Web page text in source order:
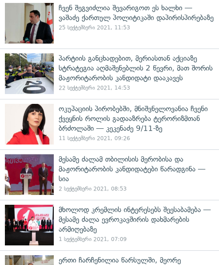
ჩვენ შეგვიძლია შევარიგოთ ეს ხალხი —
ვაშაძე ქართულ პოლიტიკაში დაპირისპირებაზე
25 სექტემბერი 2021, 11:53
პარტიის განცხადებით, მერიასთან აქციაზე
სტრატეგია აღმაშენებლის 2 წევრი, მათ შორის
მაჟორიტარობის კანდიდატი დააკავეს
22 სექტემბერი 2021, 14:53
ოკუპაციის პირობებში, მნიშვნელოვანია ჩვენი
ქვეყნის როლის გადააზრება ტერორიზმთან
ბრძოლაში — კეკენაძე 9/11-ზე
11 სექტემბერი 2021, 09:26
მესამე ძალამ თბილისის მერობისა და
მაჟორიტარობის კანდიდატები წარადგინა —
სია
2 სექტემბერი 2021, 08:53
მხოლოდ კრემლის ინტერესებს შეესაბამება —
მესამე ძალა ევროკავშირის დახმარების
არმიღებაზე
1 სექტემბერი 2021, 07:09
ერთი ჩარჩენილია წარსულში, მეორე